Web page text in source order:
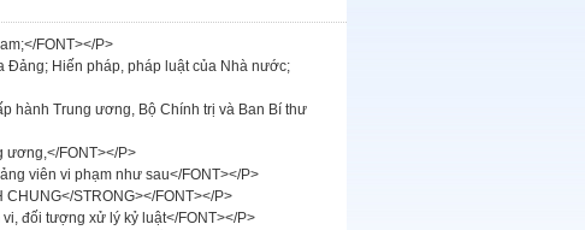
FONT></P>
Đảng; Hiến pháp, pháp luật của Nhà nước;
hành Trung ương, Bộ Chính trị và Ban Bí thư
ương,</FONT></P>
viên vi phạm như sau</FONT></P>
STRONG></FONT></P>
đối tượng xử lý kỷ luật</FONT></P>